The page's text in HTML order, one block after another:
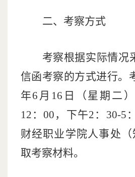
二、考察方式
考察根据实际情况
信函考察的方式进行。
年6 月 16 日（星期 二 ）
12 ：00 ，下午2 ： 30-5
财经职业学院人事处（
取考察材料。